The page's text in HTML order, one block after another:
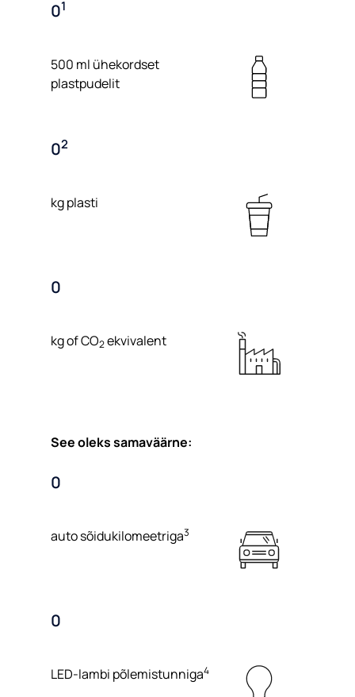
01
500 ml ühekordset
plastpudelit
02
kg plasti
0
kg of CO2ekvivalent
See oleks samaväärne:
0
auto sõidukilomeetriga3
0
LED-lambi põlemistunniga4